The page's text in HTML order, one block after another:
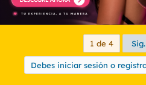
1 de 4 Sig.
Debes iniciar sesión o